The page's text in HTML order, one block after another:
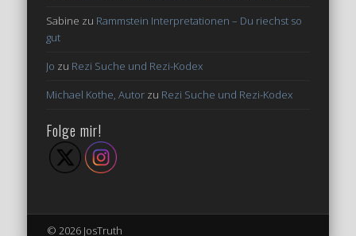
Sabine zu Rammstein Interpretationen – Du riechst so
gut
Jo zu Rezi Suche und Rezi-Kodex
Michael Kothe, Autor zu Rezi Suche und Rezi-Kodex
Folge mir!
© 2026 JosTruth